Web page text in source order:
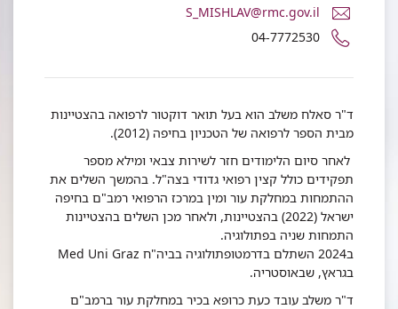
דואר
אלקטרוני
ד"ר
משלב
S_MISHLAV@rmc.gov.il
מספר
טלפון
סאלח
משלב
04-7772530
ד"ר סאלח משלב הוא בעל תואר דוקטור לרפואה בהצטיינות
מבית הספר לרפואה של הטכניון בחיפה (2012).
לאחר סיום הלימודים חזר לשירות צבאי ומילא מספר
תפקידים כולל קצין רפואי גדודי בצה"ל. בהמשך השלים את
ההתמחות במחלקת עור ומין במרכז הרפואי רמב"ם בחיפה
ישראל (2022) בהצטיינות, ולאחר מכן השלים בהצטיינות
התמחות שניה בפתולוגיה.
ב2024 השתלם בדרמטופתולוגיה בביה"ח Med Uni Graz
בגראץ, שבאוסטריה.
ד"ר משלב עובד כעת כרופא בכיר במחלקת עור ברמב"ם